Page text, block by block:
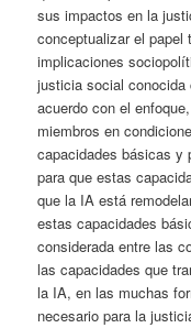
sus impactos en la
conceptualizar el papel
implicaciones
justicia social conocida
acuerdo con el
miembros en
capacidades básicas y
para que estas
que la IA está
estas capacidades
considerada entre las
las capacidades que
la IA, en las muchas
necesario para la